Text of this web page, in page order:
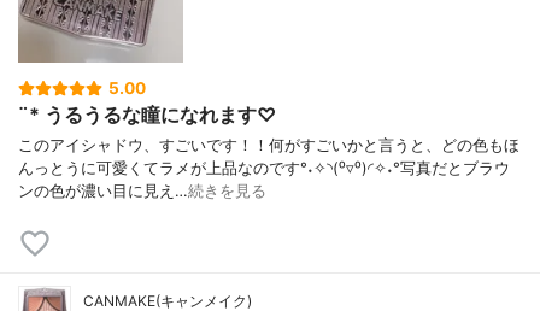
5.00
¨* うるうるな瞳になれます♡
このアイシャドウ、すごいです！！何がすごいかと言うと、どの色もほ
んっとうに可愛くてラメが上品なのです°˖✧◝(⁰▿⁰)◜✧˖°写真だとブラウ
ンの色が濃い目に見え…続きを見る
CANMAKE(キャンメイク)